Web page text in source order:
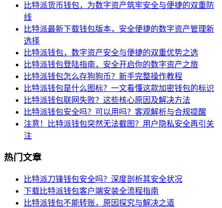
比特派货币钱包，为数字资产筑牢安全与便捷的双重防
线
比特派最新下载钱包版本，安全便捷的数字资产管理新
选择
比特派钱包，数字资产安全与便捷的双重优势之选
比特派钱包登陆指南，安全开启你的数字资产之旅
比特派钱包怎么存狗狗币？新手完整操作教程
比特派钱包是什么图标？一文看懂这款加密钱包的标识
比特派钱包联网失败？这些核心原因及解决方法
比特派钱包安全吗？可以用吗？客观解析与合规提醒
注意！比特派钱包突然无法截图？用户隐私安全再引关
注
热门文章
比特派刀锋钱包安全吗？深度剖析其安全状况
下载比特派钱包客户端安装全流程指南
比特派钱包不能转账，原因探究与解决之道